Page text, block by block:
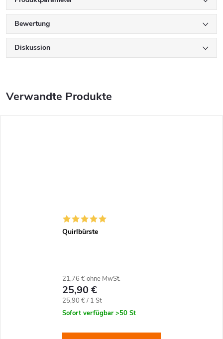
Bewertung
Diskussion
Verwandte Produkte
Quirlbürste
21,76 € ohne MwSt.
25,90 €
Verkaufspreis:
25,90 € / 1 St
Sofort verfügbar >50 St